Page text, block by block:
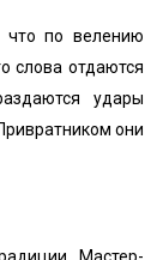
что по велению
слова отдаются
удары
они